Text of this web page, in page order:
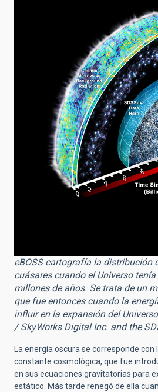
eBOSS cartografía la distribución
cuásares cuando el Universo
millones de años. Se trata de un
que fue entonces cuando la
influir en la expansión del
/ SkyWorks Digital Inc. and the
La energía oscura se corresponde
constante cosmológica, que fue
en sus ecuaciones gravitatorias para
estático. Más tarde renegó de ella